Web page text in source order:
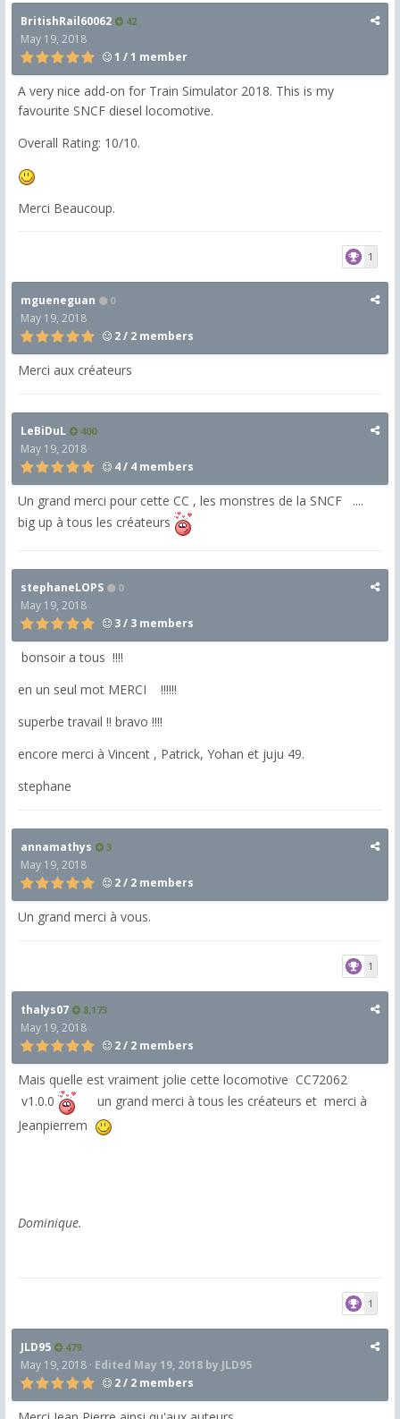
BritishRail60062 42
May 19, 2018
1 / 1 member
A very nice add-on for Train Simulator 2018. This is my
favourite SNCF diesel locomotive.
Overall Rating: 10/10.
Merci Beaucoup.
1
mgueneguan 0
May 19, 2018
2 / 2 members
Merci aux créateurs
LeBiDuL 400
May 19, 2018
4 / 4 members
Un grand merci pour cette CC , les monstres de la SNCF ....
big up à tous les créateurs
stephaneLOPS 0
May 19, 2018
3 / 3 members
bonsoir a tous !!!!
en un seul mot MERCI !!!!!!
superbe travail !! bravo !!!!
encore merci à Vincent , Patrick, Yohan et juju 49.
stephane
annamathys 3
May 19, 2018
2 / 2 members
Un grand merci à vous.
1
thalys07 8,173
May 19, 2018
2 / 2 members
Mais quelle est vraiment jolie cette locomotive CC72062
v1.0.0
un grand merci à tous les créateurs et merci à
Jeanpierrem
Dominique.
1
JLD95 479
May 19, 2018 · Edited May 19, 2018 by JLD95
2 / 2 members